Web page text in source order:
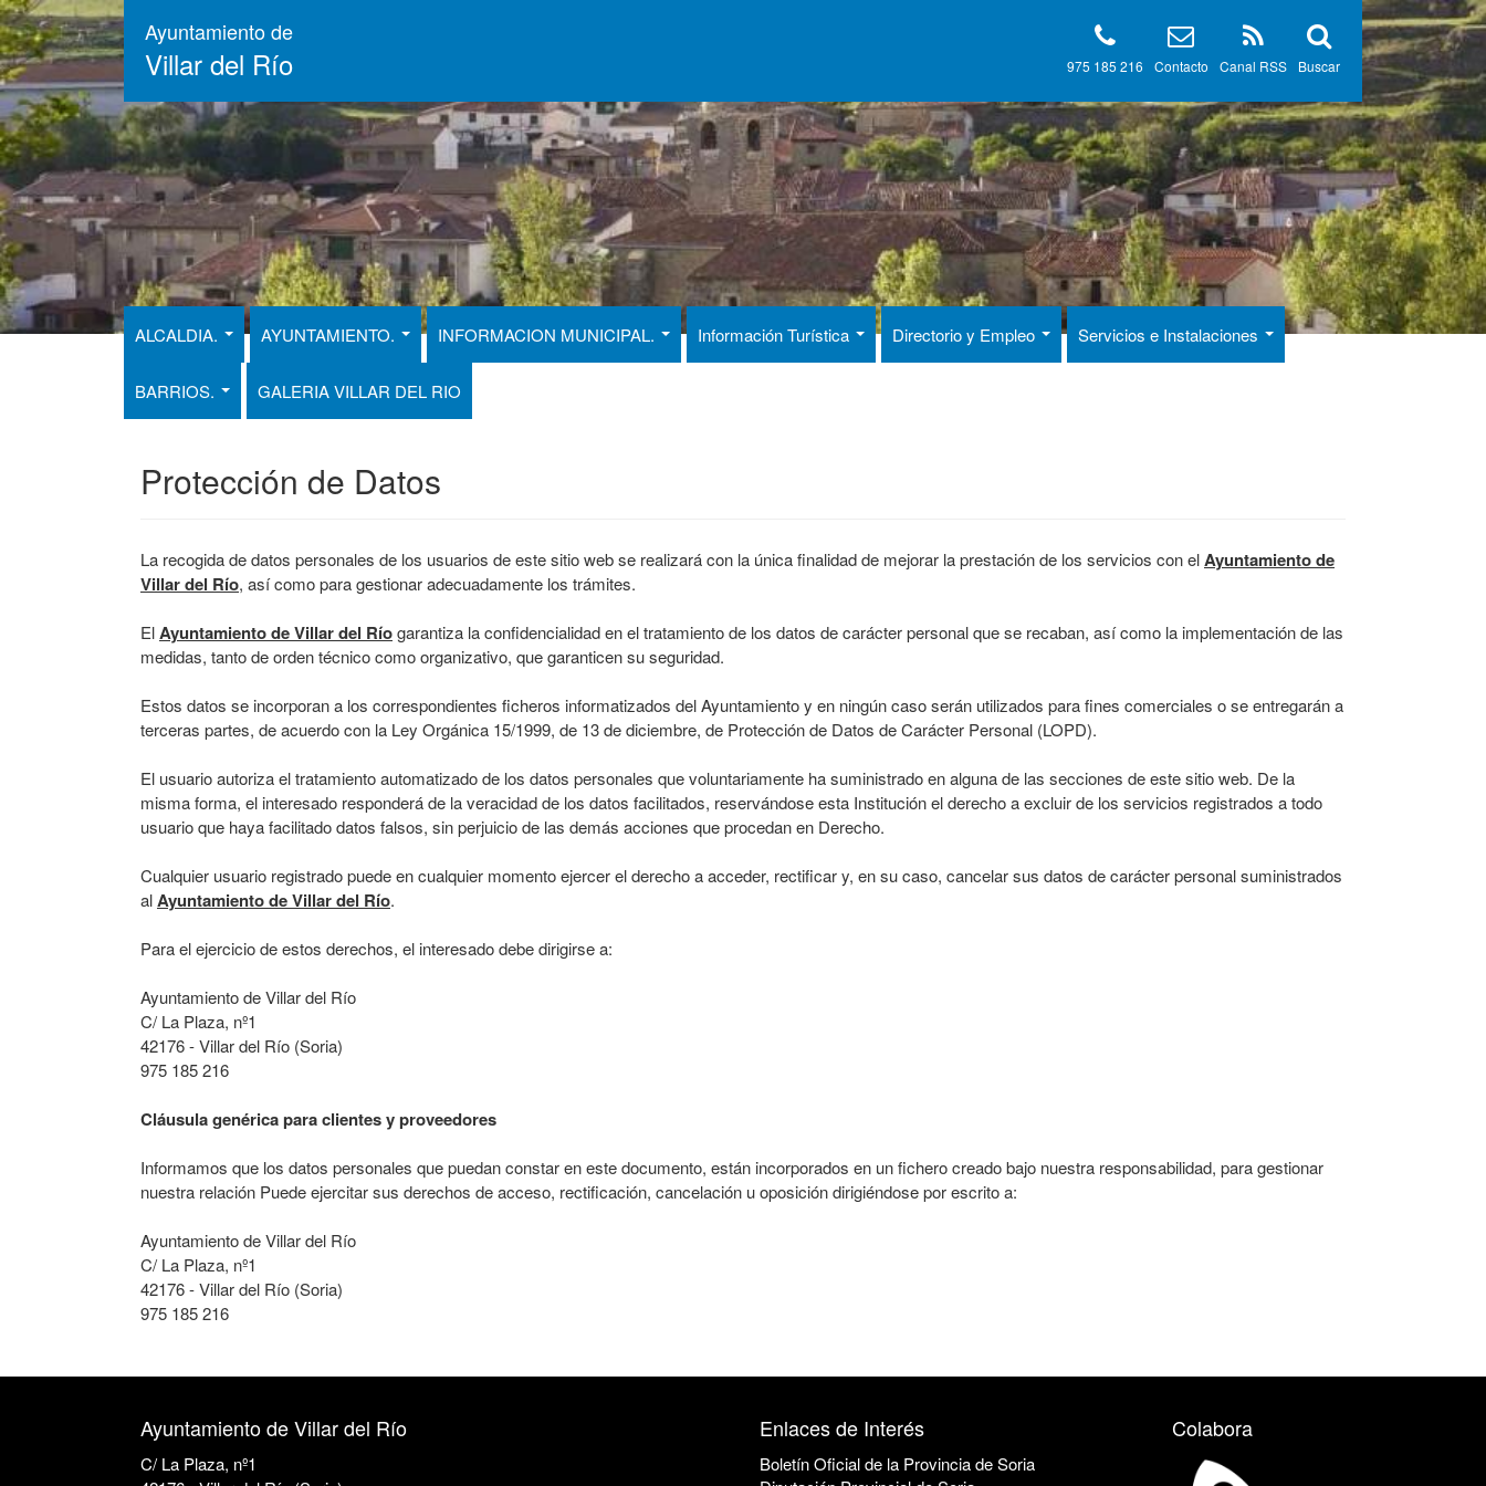
Pasar
al
contenido
principal
Ayuntamiento de
Villar del Río Buscar
Canal RSS
Contacto
975 185 216
ALCALDIA. AYUNTAMIENTO. INFORMACION MUNICIPAL. Información Turística Directorio y Empleo Servicios e Instalaciones
BARRIOS. GALERIA VILLAR DEL RIO
Protección de Datos
La recogida de datos personales de los usuarios de este sitio web se realizará con la única finalidad de mejorar la prestación de los servicios con elAyuntamiento de
Villar del Río, así como para gestionar adecuadamente los trámites.
ElAyuntamiento de Villar del Ríogarantiza la confidencialidad en el tratamiento de los datos de carácter personal que se recaban, así como la implementación de las
medidas, tanto de orden técnico como organizativo, que garanticen su seguridad.
Estos datos se incorporan a los correspondientes ficheros informatizados del Ayuntamiento y en ningún caso serán utilizados para fines comerciales o se entregarán a
terceras partes, de acuerdo con la Ley Orgánica 15/1999, de 13 de diciembre, de Protección de Datos de Carácter Personal (LOPD).
El usuario autoriza el tratamiento automatizado de los datos personales que voluntariamente ha suministrado en alguna de las secciones de este sitio web. De la
misma forma, el interesado responderá de la veracidad de los datos facilitados, reservándose esta Institución el derecho a excluir de los servicios registrados a todo
usuario que haya facilitado datos falsos, sin perjuicio de las demás acciones que procedan en Derecho.
Cualquier usuario registrado puede en cualquier momento ejercer el derecho a acceder, rectificar y, en su caso, cancelar sus datos de carácter personal suministrados
alAyuntamiento de Villar del Río.
Para el ejercicio de estos derechos, el interesado debe dirigirse a:
Ayuntamiento de Villar del Río
C/ La Plaza, nº1
42176 - Villar del Río (Soria)
975 185 216
Cláusula genérica para clientes y proveedores
Informamos que los datos personales que puedan constar en este documento, están incorporados en un fichero creado bajo nuestra responsabilidad, para gestionar
nuestra relación Puede ejercitar sus derechos de acceso, rectificación, cancelación u oposición dirigiéndose por escrito a:
Ayuntamiento de Villar del Río
C/ La Plaza, nº1
42176 - Villar del Río (Soria)
975 185 216
Ayuntamiento de Villar del Río
C/ La Plaza, nº1
Enlaces de Interés
Boletín Oficial de la Provincia de Soria
Colabora